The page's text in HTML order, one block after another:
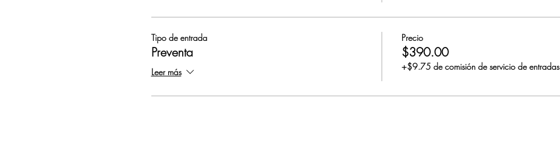
Tipo de entrada
Preventa
Leer más
Precio
$390.00
+$9.75 de comisión de servicio de entradas